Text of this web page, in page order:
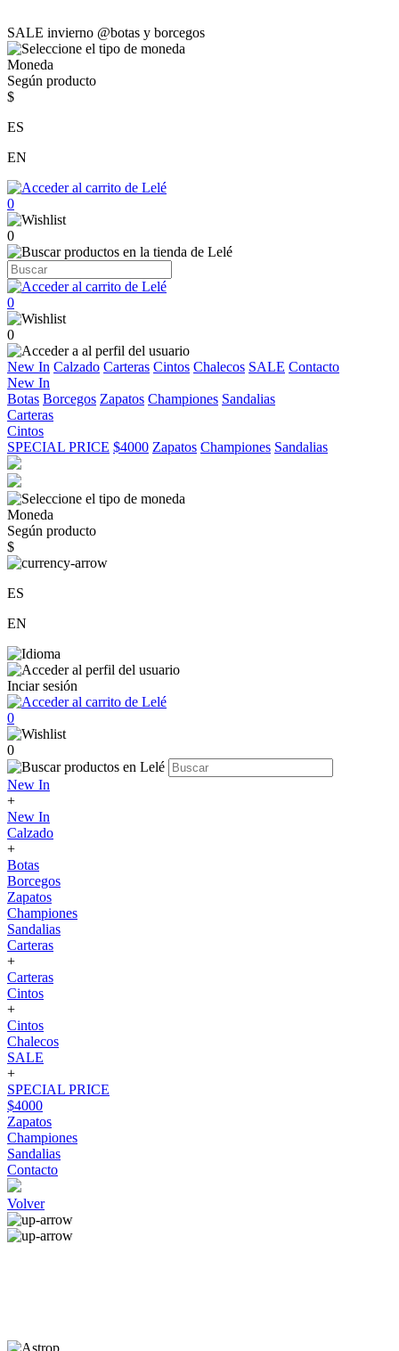
SALE invierno @botas y borcegos
Moneda
Según producto
$
ES
EN
0
0
0
0
New In Calzado Carteras Cintos Chalecos SALE Contacto
New In
Botas Borcegos Zapatos Championes Sandalias
Carteras
Cintos
SPECIAL PRICE $4000 Zapatos Championes Sandalias
Moneda
Según producto
$
ES
EN
Inciar sesión
0
0
New In
+
New In
Calzado
+
Botas
Borcegos
Zapatos
Championes
Sandalias
Carteras
+
Carteras
Cintos
+
Cintos
Chalecos
SALE
+
SPECIAL PRICE
$4000
Zapatos
Championes
Sandalias
Contacto
Volver